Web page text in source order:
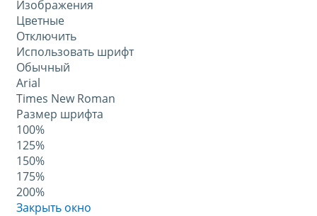
Изображения
Цветные
Отключить
Использовать шрифт
Обычный
Arial
Times New Roman
Размер шрифта
100%
125%
150%
175%
200%
Закрыть окно